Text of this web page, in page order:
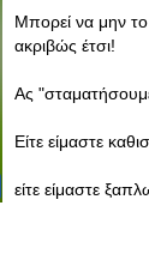
Μπορεί να μην το
ακριβώς έτσι!
Ας
Είτε είμαστε
είτε είμαστε